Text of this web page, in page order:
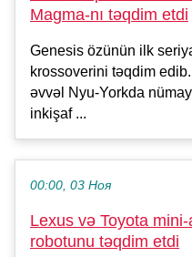
Magma-nı təqdim etdi
Genesis özünün ilk
krossoverini təqdim
əvvəl Nyu-Yorkda
inkişaf ...
00:00, 03 Ноя
Lexus və Toyota
robotunu təqdim etdi